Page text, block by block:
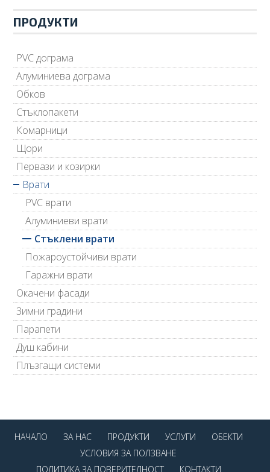
ПРОДУКТИ
PVC дограма
Алуминиева дограма
Обков
Стъклопакети
Комарници
Щори
Первази и козирки
Врати
PVC врати
Алуминиеви врати
Стъклени врати
Пожароустойчиви врати
Гаражни врати
Окачени фасади
Зимни градини
Парапети
Душ кабини
Плъзгащи системи
НАЧАЛО ЗА НАС ПРОДУКТИ УСЛУГИ
ОБЕКТИ
УСЛОВИЯ ЗА ПОЛЗВАНЕ
ПОЛИТИКА ЗА ПОВЕРИТЕЛНОСТ
КОНТАКТИ